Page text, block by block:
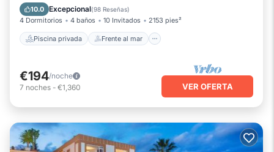
10.0 Excepcional(98 Reseñas)
4 Dormitorios 4 baños 10 Invitados 2153 pies²
Piscina privada Frente al mar
Chimenea/Calefacción
€194/noche
7 noches - €1,360 VER OFERTA